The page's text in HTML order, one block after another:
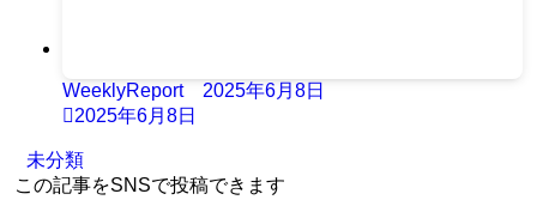
WeeklyReport 2025年6月8日
2025年6月8日
未分類
この記事をSNSで投稿できます